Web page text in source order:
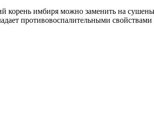
корень имбиря можно заменить на
противовоспалительными